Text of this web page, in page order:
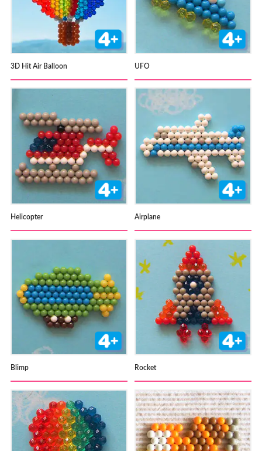
3D Hit Air Balloon UFO
Helicopter Airplane
Blimp Rocket